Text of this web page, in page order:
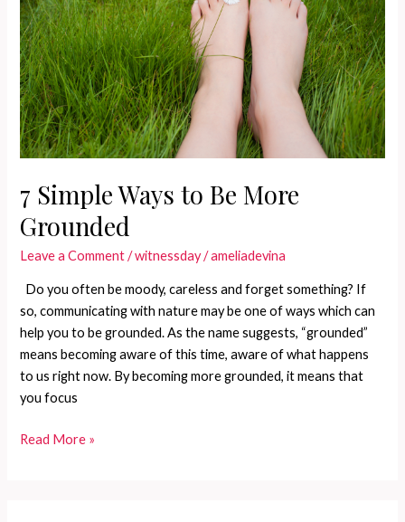
7 Simple Ways to Be More
Grounded
Leave a Comment /witnessday/ameliadevina
Do you often be moody, careless and forget something? If
so, communicating with nature may be one of ways which can
help you to be grounded. As the name suggests, “grounded”
means becoming aware of this time, aware of what happens
to us right now. By becoming more grounded, it means that
you focus
7
Read More »